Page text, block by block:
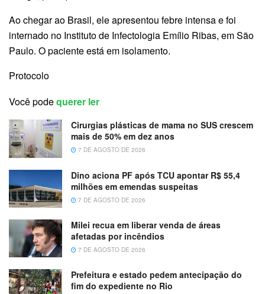
Ao chegar ao Brasil, ele apresentou febre intensa e foi
internado no Instituto de Infectologia Emílio Ribas, em São
Paulo. O paciente está em isolamento.
Protocolo
Você podequerer ler
Cirurgias plásticas de mama no SUS crescem
mais de 50% em dez anos
7 DE AGOSTO DE 2026
Dino aciona PF após TCU apontar R$ 55,4
milhões em emendas suspeitas
7 DE AGOSTO DE 2026
Milei recua em liberar venda de áreas
afetadas por incêndios
7 DE AGOSTO DE 2026
Prefeitura e estado pedem antecipação do
fim do expediente no Rio